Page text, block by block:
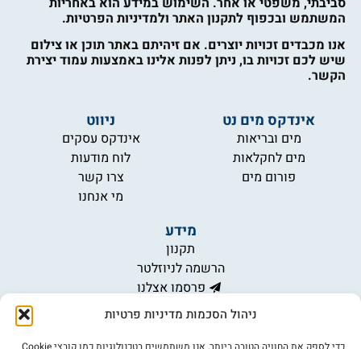
ניהול הסכמות מדיניות פרטיות
המשתמש ובכפוף לתקנון האתר ולמדיניות הפרטיות.
אנו מכבדים זכויות יוצרים. אם זיהיתם באתר תוכן או צילום
שיש לכם זכויות בו, ניתן לפנות אלינו באמצעות עמוד יצירת
הקשר.
אינדקס מים נט
מים ובריאות
מים לחקלאות
פורום מים
ניווט
אינדקס עסקים
לוח מודעות
צרו קשר
מי אנחנו
מידע
תקנון
הרשמה לניוזלטר
פרסמו אצלנו
הצהרת נגישות